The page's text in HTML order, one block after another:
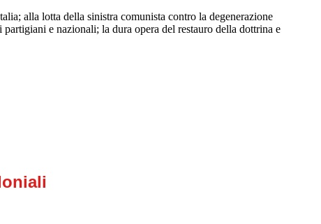
alla lotta della sinistra comunista contro la degenerazione
e nazionali; la dura opera del restauro della dottrina e